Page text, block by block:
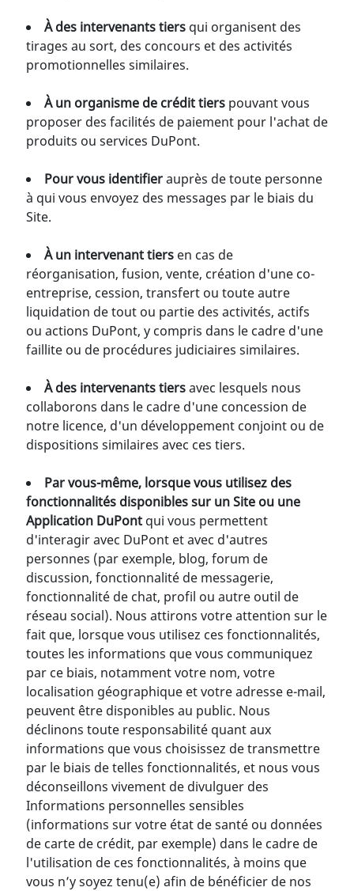
À des intervenants tiers qui organisent des
tirages au sort, des concours et des activités
promotionnelles similaires.
À un organisme de crédit tiers pouvant vous
proposer des facilités de paiement pour l'achat de
produits ou services DuPont.
Pour vous identifierauprès de toute personne
à qui vous envoyez des messages par le biais du
Site.
À un intervenant tiers en cas de
réorganisation, fusion, vente, création d'une co-
entreprise, cession, transfert ou toute autre
liquidation de tout ou partie des activités, actifs
ou actions DuPont, y compris dans le cadre d'une
faillite ou de procédures judiciaires similaires.
À des intervenants tiersavec lesquels nous
collaborons dans le cadre d'une concession de
notre licence, d'un développement conjoint ou de
dispositions similaires avec ces tiers.
Par vous-même, lorsque vous utilisez des
fonctionnalités disponibles sur un Site ou une
Application DuPont qui vous permettent
d'interagir avec DuPont et avec d'autres
personnes (par exemple, blog, forum de
discussion, fonctionnalité de messagerie,
fonctionnalité de chat, profil ou autre outil de
réseau social). Nous attirons votre attention sur le
fait que, lorsque vous utilisez ces fonctionnalités,
toutes les informations que vous communiquez
par ce biais, notamment votre nom, votre
localisation géographique et votre adresse e-mail,
peuvent être disponibles au public. Nous
déclinons toute responsabilité quant aux
informations que vous choisissez de transmettre
par le biais de telles fonctionnalités, et nous vous
déconseillons vivement de divulguer des
Informations personnelles sensibles
(informations sur votre état de santé ou données
de carte de crédit, par exemple) dans le cadre de
l'utilisation de ces fonctionnalités, à moins que
vous n’y soyez tenu(e) afin de bénéficier de nos